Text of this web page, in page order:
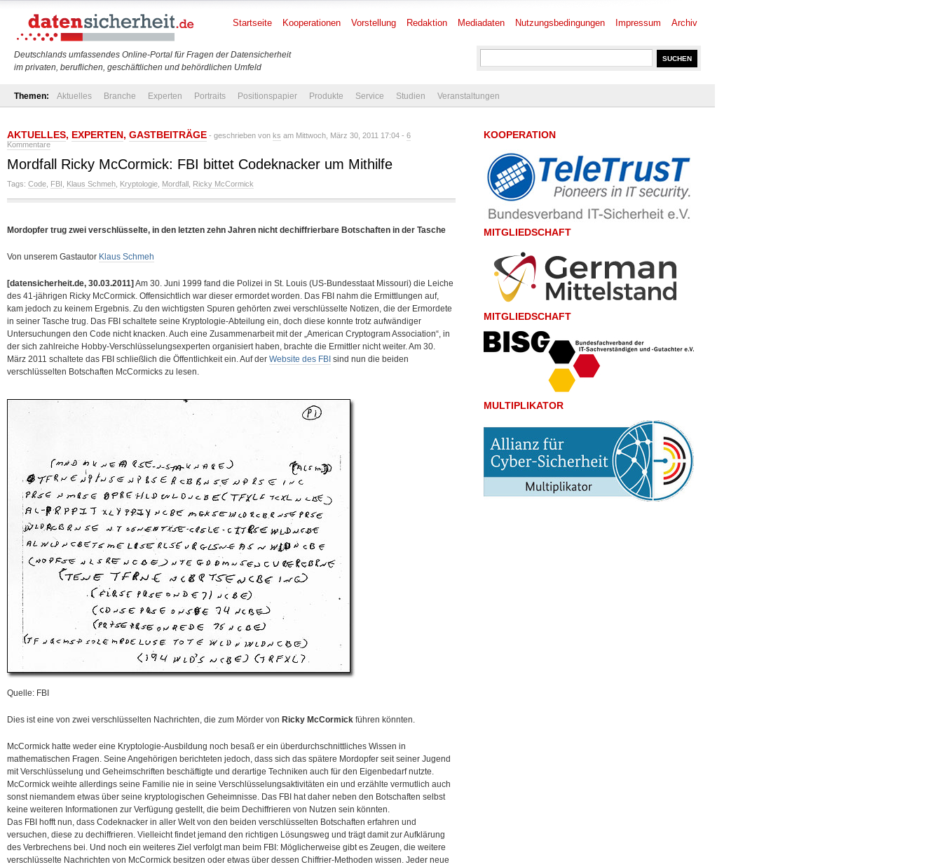
Deutschlands umfassendes Online-Portal für Fragen der Datensicherheit
im privaten, beruflichen, geschäftlichen und behördlichen Umfeld
Startseite Kooperationen Vorstellung Redaktion Mediadaten Nutzungsbedingungen Impressum Archiv
Themen: Aktuelles Branche Experten Portraits Positionspapier Produkte Service Studien Veranstaltungen
AKTUELLES, EXPERTEN, GASTBEITRÄGE - geschrieben von ks am Mittwoch, März 30, 2011 17:04 - 6
Kommentare
Mordfall Ricky McCormick: FBI bittet Codeknacker um Mithilfe
Tags: Code FBI Klaus Schmeh Kryptologie Mordfall Ricky McCormick
Mordopfer trug zwei verschlüsselte, in den letzten zehn Jahren nicht dechiffrierbare Botschaften in der Tasche
Von unserem Gastautor Klaus Schmeh
[datensicherheit.de, 30.03.2011] Am 30. Juni 1999 fand die Polizei in St. Louis (US-Bundesstaat Missouri) die Leiche
des 41-jährigen Ricky McCormick. Offensichtlich war dieser ermordet worden. Das FBI nahm die Ermittlungen auf,
kam jedoch zu keinem Ergebnis. Zu den wichtigsten Spuren gehörten zwei verschlüsselte Notizen, die der Ermordete
in seiner Tasche trug. Das FBI schaltete seine Kryptologie-Abteilung ein, doch diese konnte trotz aufwändiger
Untersuchungen den Code nicht knacken. Auch eine Zusammenarbeit mit der „American Cryptogram Association“, in
der sich zahlreiche Hobby-Verschlüsselungsexperten organisiert haben, brachte die Ermittler nicht weiter. Am 30.
März 2011 schaltete das FBI schließlich die Öffentlichkeit ein. Auf der Website des FBI sind nun die beiden
verschlüsselten Botschaften McCormicks zu lesen.
Quelle: FBI
Dies ist eine von zwei verschlüsselten Nachrichten, die zum Mörder von Ricky McCormick führen könnten.
McCormick hatte weder eine Kryptologie-Ausbildung noch besaß er ein überdurchschnittliches Wissen in
mathematischen Fragen. Seine Angehörigen berichteten jedoch, dass sich das spätere Mordopfer seit seiner Jugend
mit Verschlüsselung und Geheimschriften beschäftigte und derartige Techniken auch für den Eigenbedarf nutzte.
McCormick weihte allerdings seine Familie nie in seine Verschlüsselungsaktivitäten ein und erzählte vermutlich auch
sonst niemandem etwas über seine kryptologischen Geheimnisse. Das FBI hat daher neben den Botschaften selbst
keine weiteren Informationen zur Verfügung gestellt, die beim Dechiffrieren von Nutzen sein könnten.
Das FBI hofft nun, dass Codeknacker in aller Welt von den beiden verschlüsselten Botschaften erfahren und
versuchen, diese zu dechiffrieren. Vielleicht findet jemand den richtigen Lösungsweg und trägt damit zur Aufklärung
des Verbrechens bei. Und noch ein weiteres Ziel verfolgt man beim FBI: Möglicherweise gibt es Zeugen, die weitere
verschlüsselte Nachrichten von McCormick besitzen oder etwas über dessen Chiffrier-Methoden wissen. Jeder neue
KOOPERATION
MITGLIEDSCHAFT
MITGLIEDSCHAFT
MULTIPLIKATOR